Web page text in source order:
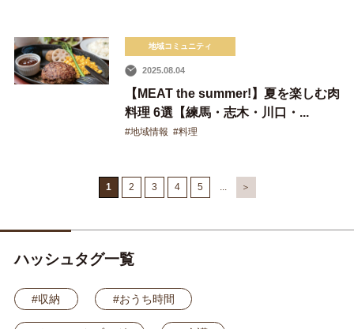
地域コミュニティ
2025.08.04
【MEAT the summer!】夏を楽しむ肉
料理 6選【練馬・志木・川口・...
#地域情報 #料理
1 2 3 4 5 ... ＞
ハッシュタグ一覧
#収納 #おうち時間